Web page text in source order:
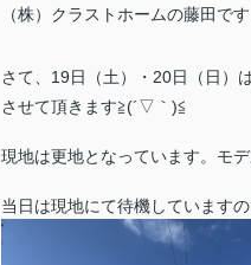
（株）クラストホームの藤田です
さて、19日（土）・20日（日）
させて頂きます≧(´▽｀)≦
現地は更地となっています。モ
当日は現地にて待機しています